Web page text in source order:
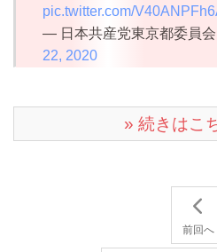
pic.twitter.com/
— 日本共産党東京都委員
22, 2020
» 続きはこ
前回へ